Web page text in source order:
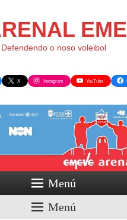
Defendendo o noso voleibol
X Instagram YouTube
Menú
Menú